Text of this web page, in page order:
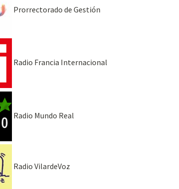
Prorrectorado de Gestión
Radio Francia Internacional
Radio Mundo Real
Radio VilardeVoz